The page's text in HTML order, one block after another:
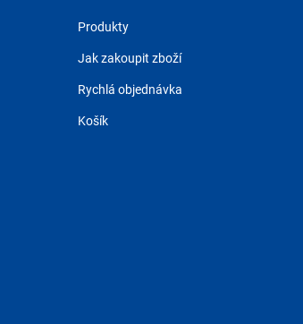
Produkty
Jak zakoupit zboží
Rychlá objednávka
Košík